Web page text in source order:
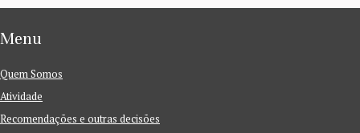
Menu
Quem Somos
Atividade
Recomendações e outras decisões